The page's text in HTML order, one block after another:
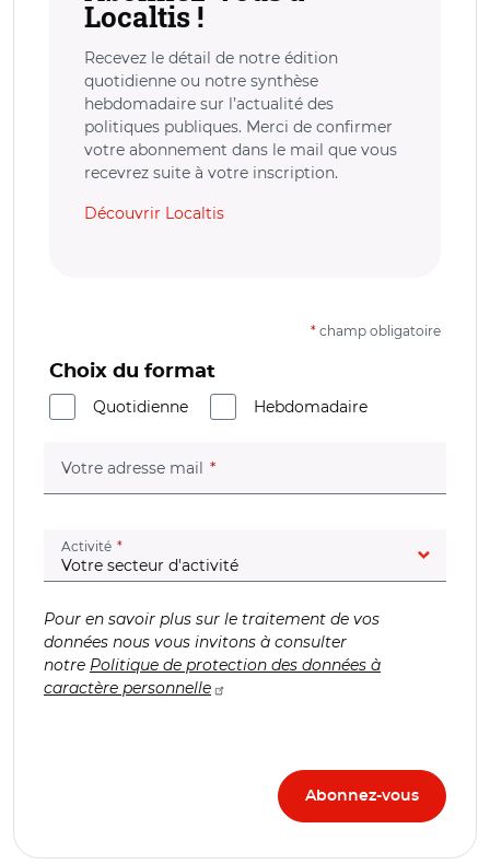
Localtis !
Recevez le détail de notre édition
quotidienne ou notre synthèse
hebdomadaire sur l’actualité des
politiques publiques. Merci de confirmer
votre abonnement dans le mail que vous
recevrez suite à votre inscription.
Découvrir Localtis
* champ obligatoire
Choix du format
Quotidienne
Hebdomadaire
Votre adresse mail (champ obligatoire)
Activité (champ obligatoire)
Pour en savoir plus sur le traitement de vos
données nous vous invitons à consulter
notre Politique de protection des données à
caractère personnelle